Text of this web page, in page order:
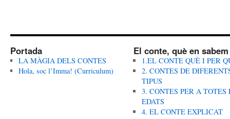
Portada
LA MÀGIA DELS CONTES
Hola, soc l’Imma! (Curriculum)
El conte, què en sabem
1.EL CONTE QUÈ I PER
2. CONTES DE
TIPUS
3. CONTES PER A TOTES
EDATS
4. EL CONTE EXPLICAT